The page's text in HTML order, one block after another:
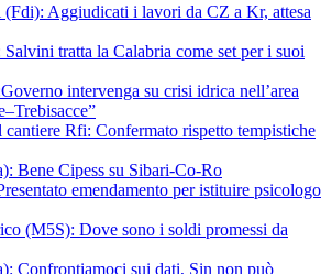
(Fdi): Aggiudicati i lavori da CZ a Kr, attesa
tratta la Calabria come set per i suoi
intervenga su crisi idrica nell’area
Rfi: Confermato rispetto tempistiche
Bene Cipess su Sibari-Co-Ro
emendamento per istituire psicologo
(M5S): Dove sono i soldi promessi da
Confrontiamoci sui dati, Sin non può